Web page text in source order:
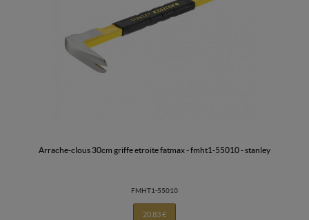
arrache-clous 30cm griffe etroite fatmax - fmht1-55010 - stanley
FMHT1-55010
20,83 €